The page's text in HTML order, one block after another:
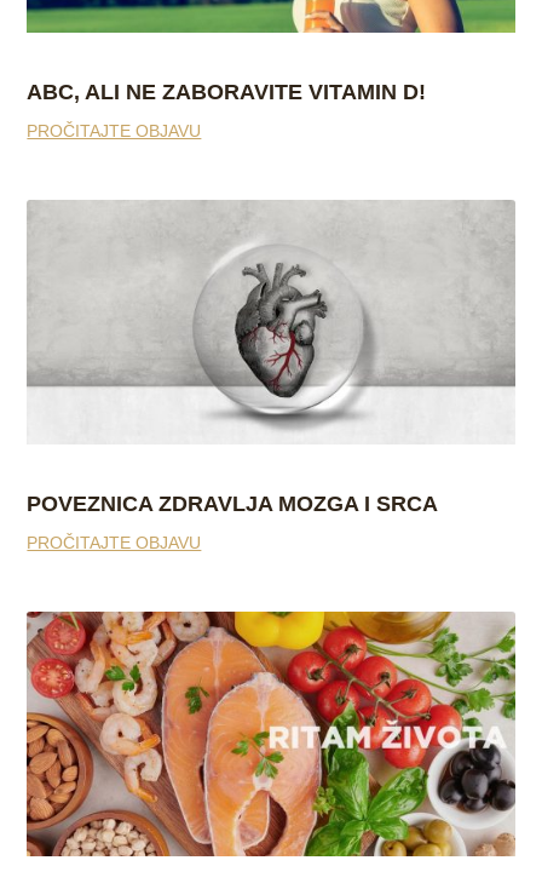
ABC, ALI NE ZABORAVITE VITAMIN D!
PROČITAJTE OBJAVU
POVEZNICA ZDRAVLJA MOZGA I SRCA
PROČITAJTE OBJAVU